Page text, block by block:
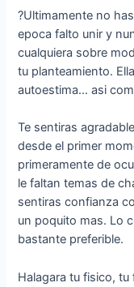
?Ultimamente no
epoca falto unir y
cualquiera sobre
tu planteamiento.
autoestima… asi­
Te sentiras
desde el primer
primeramente de
le faltan temas de
sentiras confianza
un poquito mas. Lo
bastante preferible.
Halagara tu fisico,